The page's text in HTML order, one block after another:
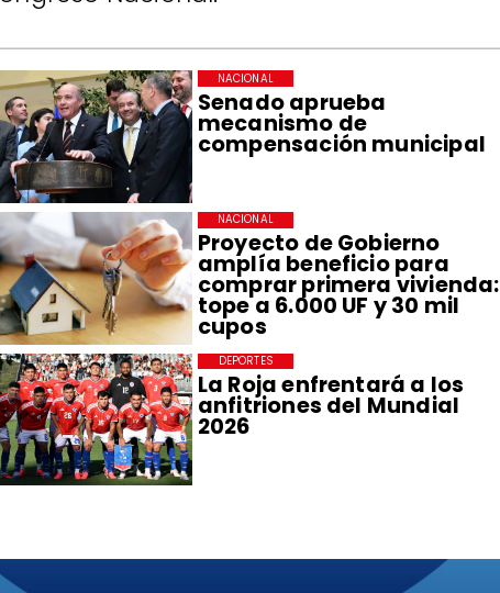
Senado aprueba
mecanismo de
compensación municipal
NACIONAL
Proyecto de Gobierno
amplía beneficio para
comprar primera vivienda:
tope a 6.000 UF y 30 mil
cupos
NACIONAL
La Roja enfrentará a los
anfitriones del Mundial
2026
DEPORTES